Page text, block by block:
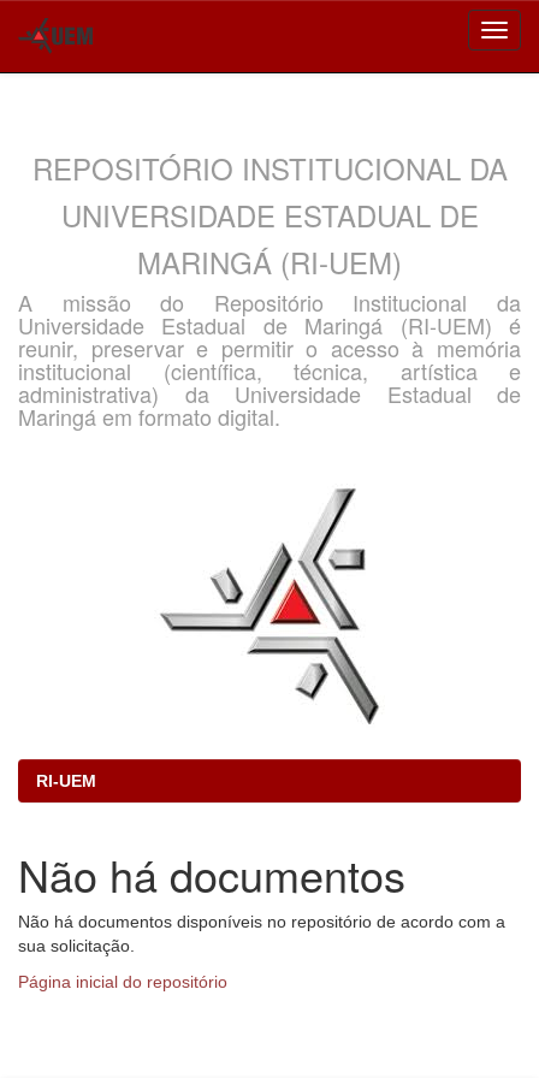
REPOSITÓRIO INSTITUCIONAL DA
UNIVERSIDADE ESTADUAL DE
MARINGÁ (RI-UEM)
A missão do Repositório Institucional da
Universidade Estadual de Maringá (RI-UEM) é
reunir, preservar e permitir o acesso à memória
institucional (científica, técnica, artística e
administrativa) da Universidade Estadual de
Maringá em formato digital.
RI-UEM
Não há documentos
Não há documentos disponíveis no repositório de acordo com a
sua solicitação.
Página inicial do repositório